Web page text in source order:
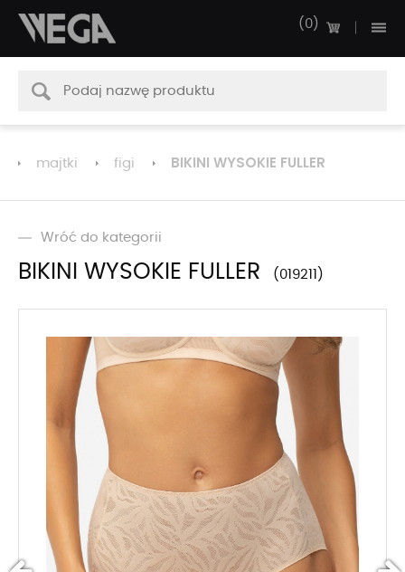
0
majtki figi BIKINI WYSOKIE FULLER
Wróć do kategorii
BIKINI WYSOKIE FULLER 019211